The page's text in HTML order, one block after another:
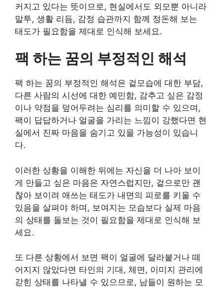
커지고 있다는 뜻이므로, 현실에서도 외모뿐 아니라
말투, 생활 리듬, 감정 습관까지 함께 정돈해 보는
태도가 필요함을 제대로 인식해 보세요.
팩 하는 꿈의 부정적인 해석
팩 하는 꿈의 부정적인 해석은 겉모습에 대한 부담,
다른 사람의 시선에 대한 예민함, 감추고 싶은 감정
이나 약점을 덮어두려는 심리를 의미할 수 있으며,
팩이 답답하거나 얼굴을 가리는 느낌이 강했다면 현
실에서 진짜 마음을 숨기고 있을 가능성이 있습니
다.
이러한 상황을 이해한 뒤에는 자신을 더 나아 보이
게 만들고 싶은 마음은 자연스럽지만, 겉으로만 괜
찮아 보이려 애쓰는 태도가 내면의 피로를 키울 수
있음을 살펴야 하며, 보여지는 모습보다 실제 마음
의 상태를 돌보는 것이 필요함을 제대로 인식해 보
세요.
또 다른 상황에서 보면 팩이 얼굴에 달라붙거나 떼
어지지 않았다면 타인의 기대, 체면, 이미지 관리에
갇힌 상태를 나타낼 수 있으므로, 남들이 원하는 모